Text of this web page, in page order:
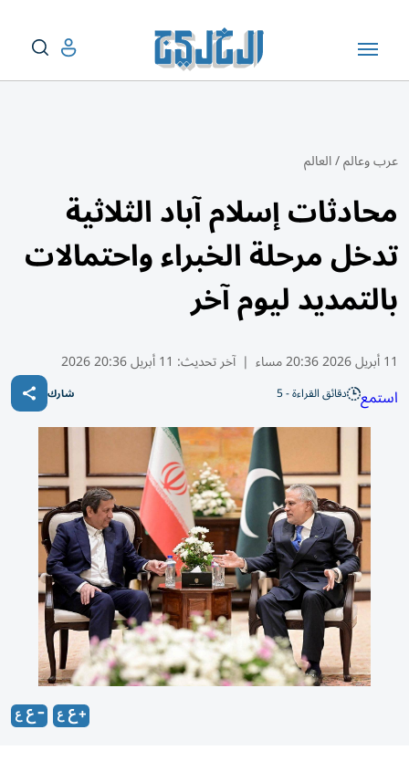
عرب وعالم/العالم
محادثات إسلام آباد الثلاثية
تدخل مرحلة الخبراء واحتمالات
بالتمديد ليوم آخر
11 أبريل 2026 20:36 مساء | آخر تحديث: 11 أبريل 20:36 2026
استمع دقائق القراءة - 5 شارك